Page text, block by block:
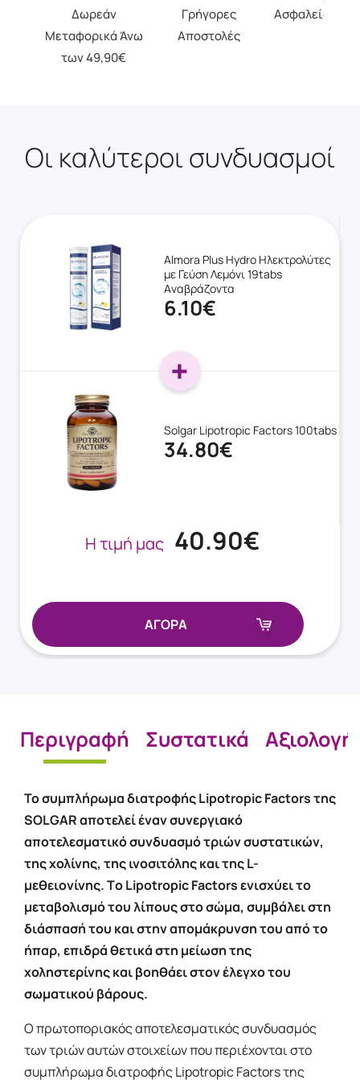
Δωρεάν
Μεταφορικά Άνω
των 49,90€
Γρήγορες
Αποστολές
Ασφαλείς
Οι καλύτεροι συνδυασμοί
Almora Plus Hydro Ηλεκτρολύτες
με Γεύση Λεμόνι 19tabs
Aναβράζοντα
6.10€
Solgar Lipotropic Factors 100tabs
34.80€
Η τιμή μας 40.90€
ΑΓΟΡΑ
Περιγραφή Συστατικά
Το συμπλήρωμα διατροφής Lipotropic Factors της
SOLGAR αποτελεί έναν συνεργιακό
αποτελεσματικό συνδυασμό τριών συστατικών,
της χολίνης, της ινοσιτόλης και της L-
μεθειονίνης. Τo Lipotropic Factors ενισχύει το
μεταβολισμό του λίπους στο σώμα, συμβάλει στη
διάσπασή του και στην απομάκρυνση του από το
ήπαρ, επιδρά θετικά στη μείωση της
χοληστερίνης και βοηθάει στον έλεγχο του
σωματικού βάρους.
Ο πρωτοποριακός αποτελεσματικός συνδυασμός
των τριών αυτών στοιχείων που περιέχονται στο
συμπλήρωμα διατροφής Lipotropic Factors της